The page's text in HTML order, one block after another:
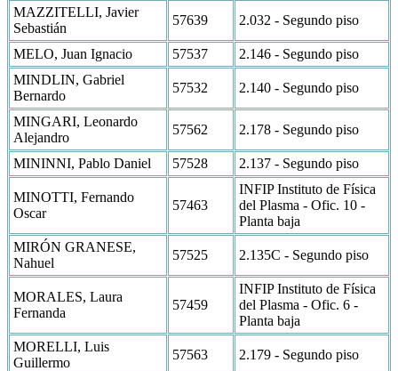
MAZZITELLI, Javier
Sebastián
57639 2.032 - Segundo piso
MELO, Juan Ignacio 57537
2.146 - Segundo piso
MINDLIN, Gabriel
Bernardo
57532 2.140 - Segundo piso
MINGARI, Leonardo
Alejandro
57562 2.178 - Segundo piso
MININNI, Pablo Daniel 57528 2.137 - Segundo piso
MINOTTI, Fernando
Oscar
57463
INFIP Instituto de Física
del Plasma - Ofic. 10 -
Planta baja
MIRÓN GRANESE,
Nahuel
57525 2.135C - Segundo piso
MORALES, Laura
Fernanda
57459
INFIP Instituto de Física
del Plasma - Ofic. 6 -
Planta baja
MORELLI, Luis
Guillermo
57563 2.179 - Segundo piso